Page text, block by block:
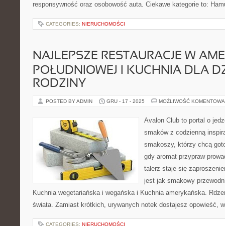
responsywność oraz osobowość auta. Ciekawe kategorie to:
CATEGORIES: NIERUCHOMOŚCI
NAJLEPSZE RESTAURACJE W
POŁUDNIOWEJ I KUCHNIA DLA
RODZINY
POSTED BY ADMIN GRU - 17 - 2025 MOŻLIWOŚĆ
Avalon Club to portal o
smaków z codzienną
smakoszy, którzy chcą
gdy aromat przypraw
talerz staje się
jest jak smakowy
Kuchnia wegetariańska i wegańska i Kuchnia amerykańska.
świata. Zamiast krótkich, urywanych notek dostajesz opowieść,
CATEGORIES: NIERUCHOMOŚCI